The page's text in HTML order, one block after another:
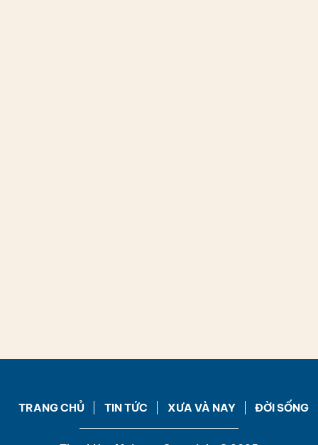
TRANG CHỦ TIN TỨC XƯA VÀ NAY ĐỜI SỐNG